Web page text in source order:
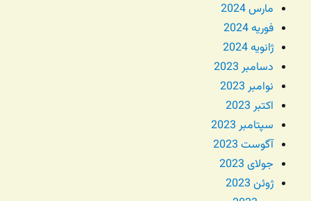
مارس 2024
فوریه 2024
ژانویه 2024
دسامبر 2023
نوامبر 2023
اکتبر 2023
سپتامبر 2023
آگوست 2023
جولای 2023
ژوئن 2023